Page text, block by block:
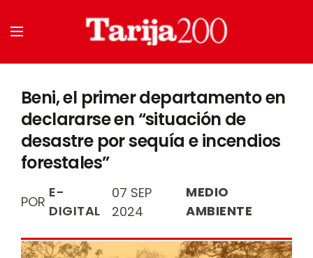
Beni, el primer departamento en
declararse en “situación de
desastre por sequía e incendios
forestales”
POR
E-
DIGITAL
07 SEP
2024
MEDIO
AMBIENTE